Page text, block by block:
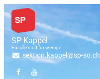
SP Kappel
Für alle statt für wenige
sektion.kappel@sp-so.ch